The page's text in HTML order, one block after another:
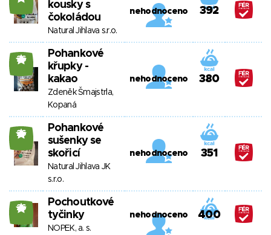
kousky s
čokoládou
Natural Jihlava s.r.o.
nehodnoceno 392
26
Pohankové
křupky -
kakao
Zdeněk Šmajstrla,
Kopaná
nehodnoceno 380
26
Pohankové
sušenky se
skořicí
Natural Jihlava JK
s.r.o.
nehodnoceno 351
26
Pochoutkové
tyčinky
NOPEK, a. s.
nehodnoceno 400